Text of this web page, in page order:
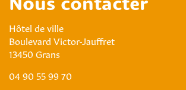
Nous contacter
Hôtel de ville
Boulevard Victor-Jauffret
13450 Grans
04 90 55 99 70